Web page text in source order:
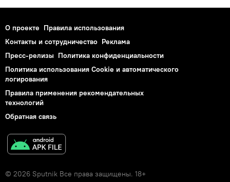
О проекте Правила использования
Контакты и сотрудничество Реклама
Пресс-релизы Политика конфиденциальности
Политика использования Cookie и автоматического
логирования
Правила применения рекомендательных
технологий
Обратная связь
© 2026 Sputnik Все права защищены. 18+